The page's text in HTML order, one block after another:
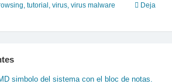
, tutorial , virus, virus malware
Deja
simbolo del sistema con el bloc de notas.